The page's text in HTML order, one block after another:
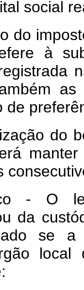
social
do
à
de
do
- O
da
se a
local